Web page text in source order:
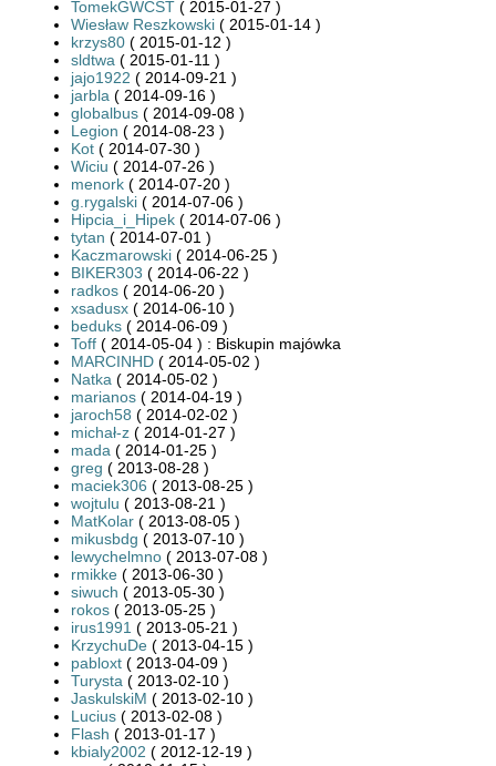
TomekGWCST ( 2015-01-27 )
Wiesław Reszkowski ( 2015-01-14 )
krzys80 ( 2015-01-12 )
sldtwa ( 2015-01-11 )
jajo1922 ( 2014-09-21 )
jarbla ( 2014-09-16 )
globalbus ( 2014-09-08 )
Legion ( 2014-08-23 )
Kot ( 2014-07-30 )
Wiciu ( 2014-07-26 )
menork ( 2014-07-20 )
g.rygalski ( 2014-07-06 )
Hipcia_i_Hipek ( 2014-07-06 )
tytan ( 2014-07-01 )
Kaczmarowski ( 2014-06-25 )
BIKER303 ( 2014-06-22 )
radkos ( 2014-06-20 )
xsadusx ( 2014-06-10 )
beduks ( 2014-06-09 )
Toff ( 2014-05-04 ) : Biskupin majówka
MARCINHD ( 2014-05-02 )
Natka ( 2014-05-02 )
marianos ( 2014-04-19 )
jaroch58 ( 2014-02-02 )
michał-z ( 2014-01-27 )
mada ( 2014-01-25 )
greg ( 2013-08-28 )
maciek306 ( 2013-08-25 )
wojtulu ( 2013-08-21 )
MatKolar ( 2013-08-05 )
mikusbdg ( 2013-07-10 )
lewychelmno ( 2013-07-08 )
rmikke ( 2013-06-30 )
siwuch ( 2013-05-30 )
rokos ( 2013-05-25 )
irus1991 ( 2013-05-21 )
KrzychuDe ( 2013-04-15 )
pabloxt ( 2013-04-09 )
Turysta ( 2013-02-10 )
JaskulskiM ( 2013-02-10 )
Lucius ( 2013-02-08 )
Flash ( 2013-01-17 )
kbialy2002 ( 2012-12-19 )